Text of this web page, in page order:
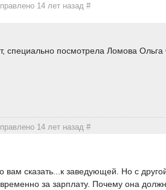
14 лет назад#
специально посмотрела Ломова Ольга
14 лет назад#
вам сказать...к заведующей. Но с
за зарплату. Почему она